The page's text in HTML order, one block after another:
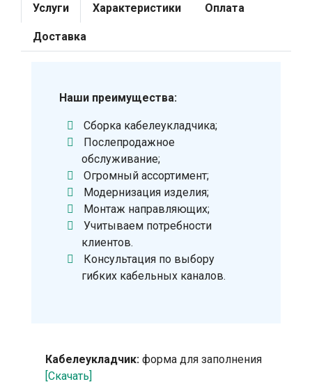
Услуги Характеристики Оплата
Доставка
Наши преимущества:
Сборка кабелеукладчика;
Послепродажное
обслуживание;
Огромный ассортимент;
Модернизация изделия;
Монтаж направляющих;
Учитываем потребности
клиентов.
Консультация по выбору
гибких кабельных каналов.
Кабелеукладчик: форма для заполнения
[Скачать]